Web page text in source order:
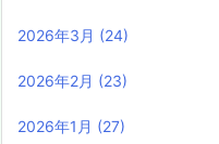
2026年3月 (24)
2026年2月 (23)
2026年1月 (27)